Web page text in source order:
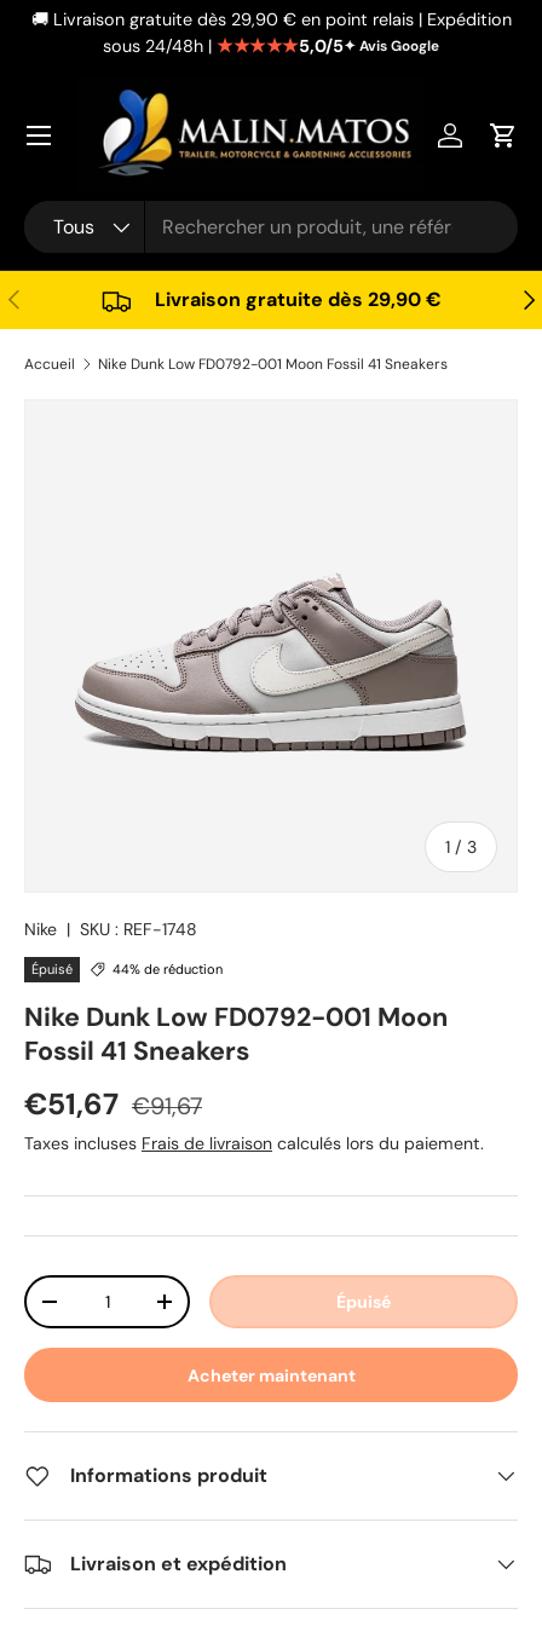
Aller au contenu
🚚 Livraison gratuite dès 29,90 € en point relais | Expédition
sous 24/48h | ★★★★★5,0/5✦ Avis Google
Recherche
Type de produit
Tous
Se
Précédent Livraison gratuite dès 29,90 €
Accueil Nike Dunk Low FD0792-001 Moon Fossil 41 Sneakers
1 / de
3
Nike | SKU : REF-1748
Épuisé 44% de réduction
Nike Dunk Low FD0792-001 Moon
Fossil 41 Sneakers
Prix soldé
€51,67 Prix habituel
€91,67
Taxes incluses Frais de livraison calculés lors du paiement.
Qté
Diminuer la quantitéAugmenter la quantitéÉpuisé
Acheter maintenant
Informations produit
Livraison et expédition